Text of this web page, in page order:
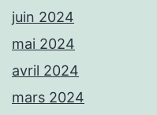
juin 2024
mai 2024
avril 2024
mars 2024